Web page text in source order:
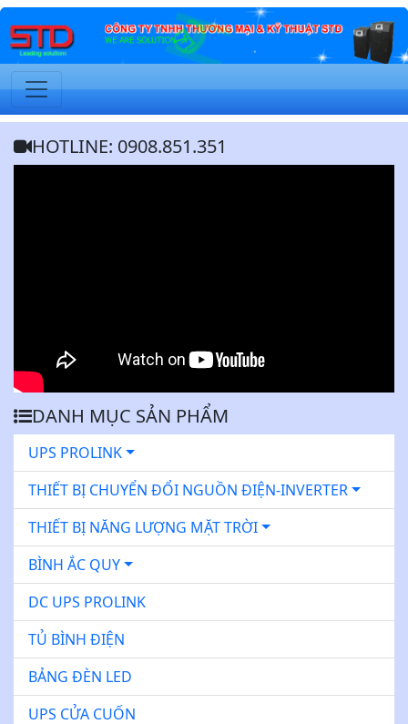
HOTLINE: 0908.851.351
DANH MỤC SẢN PHẨM
UPS PROLINK
THIẾT BỊ CHUYỂN ĐỔI NGUỒN ĐIỆN-INVERTER
THIẾT BỊ NĂNG LƯỢNG MẶT TRỜI
BÌNH ẮC QUY
DC UPS PROLINK
TỦ BÌNH ĐIỆN
BẢNG ĐÈN LED
UPS CỬA CUỐN